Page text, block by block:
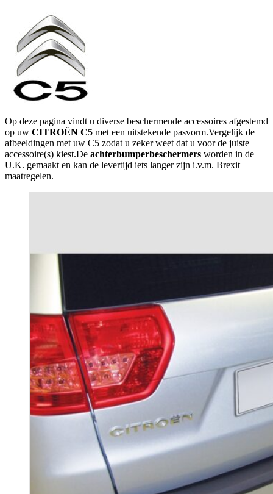
Op deze pagina vindt u diverse beschermende accessoires afgestemd
op uw CITROËN C5 met een uitstekende pasvorm.Vergelijk de
afbeeldingen met uw C5 zodat u zeker weet dat u voor de juiste
accessoire(s) kiest.De achterbumperbeschermers worden in de
U.K. gemaakt en kan de levertijd iets langer zijn i.v.m. Brexit
maatregelen.